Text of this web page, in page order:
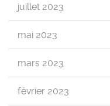
juillet 2023
mai 2023
mars 2023
février 2023